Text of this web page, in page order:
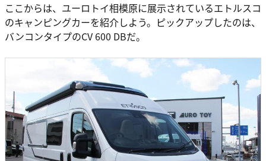
ここからは、ユーロトイ相模原に展示されているエトルスコ
のキャンピングカーを紹介しよう。ピックアップしたのは、
バンコンタイプのCV 600 DBだ。